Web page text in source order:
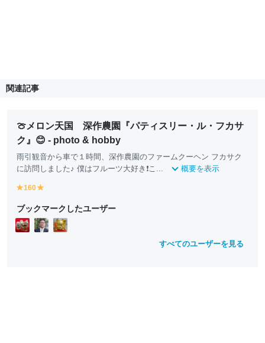
関連記事
🍈メロン天国 深作農園『パティスリー・ル・フカサ
ク』😊 - photo & hobby
雨引観音から車で１時間、深作農園のファームクーヘン フカサク
に訪問しました♪ 僕はフルーツ大好き❗️こ...
概要を表示
y
ll
o
w
160
ll
o
w
ブックマークしたユーザー
すべてのユーザーを見る